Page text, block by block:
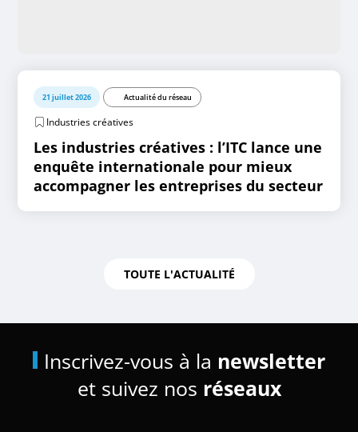
21 juillet 2026 Actualité du réseau
Industries créatives
Les industries créatives : l’ITC lance une
enquête internationale pour mieux
accompagner les entreprises du secteur
TOUTE L'ACTUALITÉ
Inscrivez-vous à la newsletter
et suivez nos réseaux